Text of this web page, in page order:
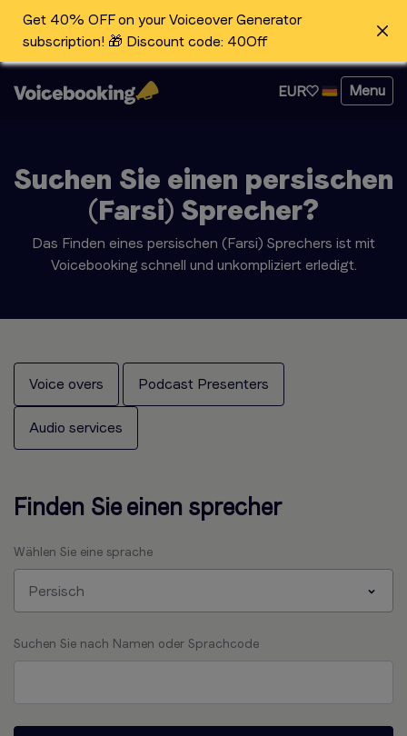
Get 40% OFF on your Voiceover Generator
subscription! 🎁 Discount code: 40Off
EUR Menu
Suchen Sie einen persischen
(Farsi) Sprecher?
Das Finden eines persischen (Farsi) Sprechers ist mit
Voicebooking schnell und unkompliziert erledigt.
Voice overs Podcast Presenters
Audio services
Finden Sie einen sprecher
Wählen Sie eine sprache
Persisch
Suchen Sie nach Namen oder Sprachcode